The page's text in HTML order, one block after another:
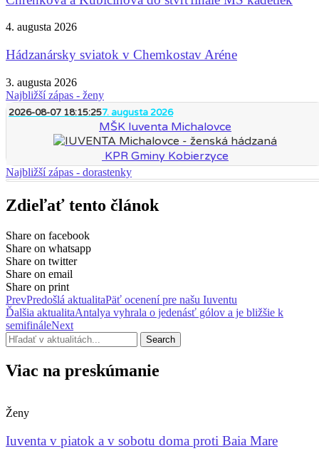
4. augusta 2026
Hádzanársky sviatok v Chemkostav Aréne
3. augusta 2026
Najbližší zápas - ženy
2026-08-07 18:15:257. augusta 2026
MŠK Iuventa Michalovce
KPR Gminy Kobierzyce
Najbližší zápas - dorastenky
Zdieľať tento článok
Share on facebook
Share on whatsapp
Share on twitter
Share on email
Share on print
PrevPredošlá aktualitaPäť ocenení pre našu Iuventu
Ďalšia aktualitaAntalya vyhrala o jedenásť gólov a je bližšie k
semifináleNext
Search
Viac na preskúmanie
Ženy
Iuventa v piatok a v sobotu doma proti Baia Mare